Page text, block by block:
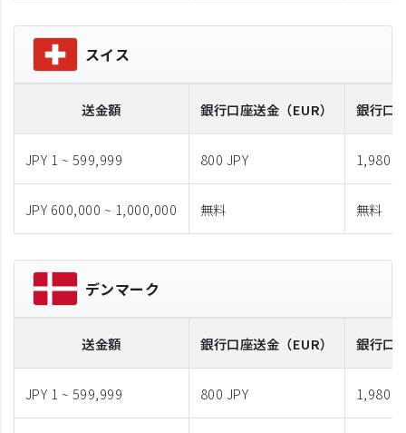
スイス
送金額 銀行口座送金 （EUR） 銀行口
JPY 1 ~ 599,999 800 JPY 1,980
JPY 600,000 ~ 1,000,000 無料 無料
デンマーク
送金額 銀行口座送金 （EUR） 銀行口
JPY 1 ~ 599,999 800 JPY 1,980